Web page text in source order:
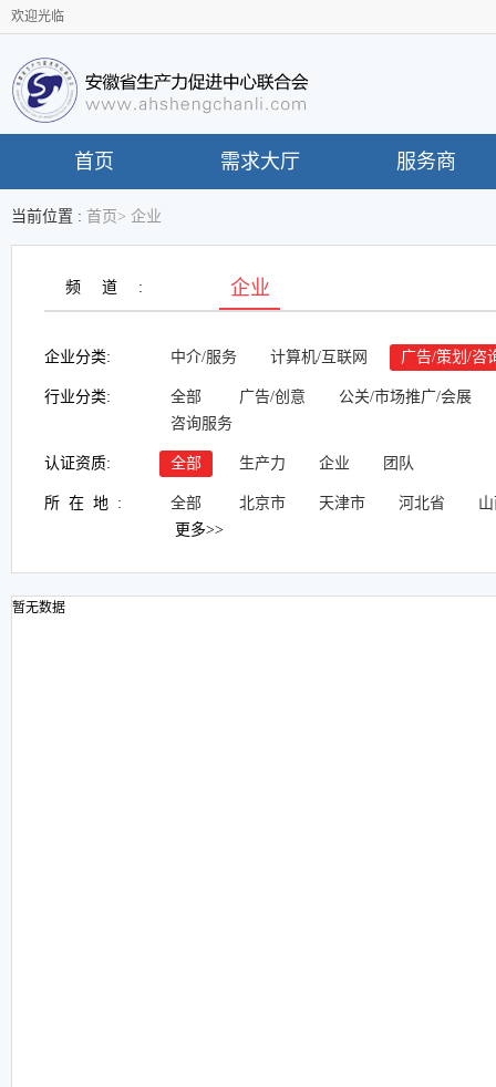
欢迎光临
首页 需求大厅 服务商
当前位置 : 首页 > 企业
频道: 企业
企业分类: 中介/服务 计算机/互联网 广告/策划/咨
行业分类: 全部 广告/创意
公关/市场推广/会展
咨询服务
认证资质: 全部 生产力 企业 团队
所在地: 全部 北京市 天津市 河北省
更多>>
暂无数据